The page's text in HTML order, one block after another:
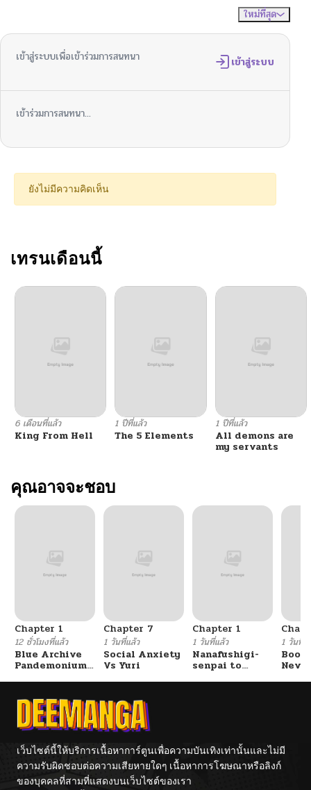
06/30/2026
ตอนที่ 3 06/30/2026
06/30/2026
ใหม่ที่สุด
เข้าสู่ระบบเพื่อเข้าร่วมการสนทนา เข้าสู่ระบบ
เข้าร่วมการสนทนา...
ยังไม่มีความคิดเห็น
เทรนเดือนนี้
6 เดือนที่แล้ว
King From Hell
1 ปีที่แล้ว
The 5 Elements
1 ปีที่แล้ว
All demons are
my servants
คุณอาจจะชอบ
Chapter 1
12 ชั่วโมงที่แล้ว
Blue Archive
Pandemonium
Chapter 7
1 วันที่แล้ว
Social Anxiety
Vs Yuri
Chapter 1
1 วันที่แล้ว
Nanafushigi-
senpai to
1 วันที่แ
เว็บไซต์นี้ให้บริการเนื้อหาการ์ตูนเพื่อความบันเทิงเท่านั้นและไม่มี
ความรับผิดชอบต่อความเสียหายใดๆ เนื้อหาการโฆษณาหรือลิงก์
ของบุคคลที่สามที่แสดงบนเว็บไซต์ของเรา